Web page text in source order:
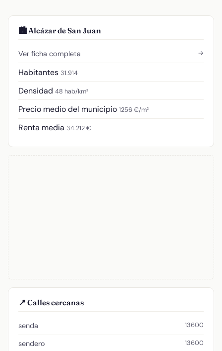
🏙️ Alcázar de San Juan
Ver ficha completa →
Habitantes 31.914
Densidad 48 hab/km²
Precio medio del municipio 1256 €/m²
Renta media 34.212 €
📍 Calles cercanas
senda 13600
sendero 13600